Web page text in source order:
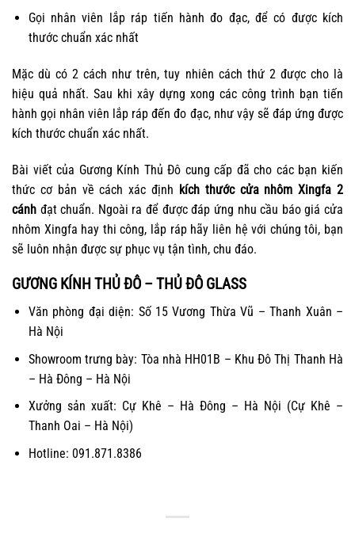
Gọi nhân viên lắp ráp tiến hành đo đạc, để có được kích
thước chuẩn xác nhất
Mặc dù có 2 cách như trên, tuy nhiên cách thứ 2 được cho là
hiệu quả nhất. Sau khi xây dựng xong các công trình bạn tiến
hành gọi nhân viên lắp ráp đến đo đạc, như vậy sẽ đáp ứng được
kích thước chuẩn xác nhất.
Bài viết của Gương Kính Thủ Đô cung cấp đã cho các bạn kiến
thức cơ bản về cách xác định kích thước cửa nhôm Xingfa 2
cánh đạt chuẩn. Ngoài ra để được đáp ứng nhu cầu báo giá cửa
nhôm Xingfa hay thi công, lắp ráp hãy liên hệ với chúng tôi, bạn
sẽ luôn nhận được sự phục vụ tận tình, chu đáo.
GƯƠNG KÍNH THỦ ĐÔ – THỦ ĐÔ GLASS
Văn phòng đại diện: Số 15 Vương Thừa Vũ – Thanh Xuân –
Hà Nội
Showroom trưng bày: Tòa nhà HH01B – Khu Đô Thị Thanh Hà
– Hà Đông – Hà Nội
Xưởng sản xuất: Cự Khê – Hà Đông – Hà Nội (Cự Khê –
Thanh Oai – Hà Nội)
Hotline: 091.871.8386